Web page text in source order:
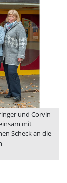
und Corvin
mit
Scheck an die